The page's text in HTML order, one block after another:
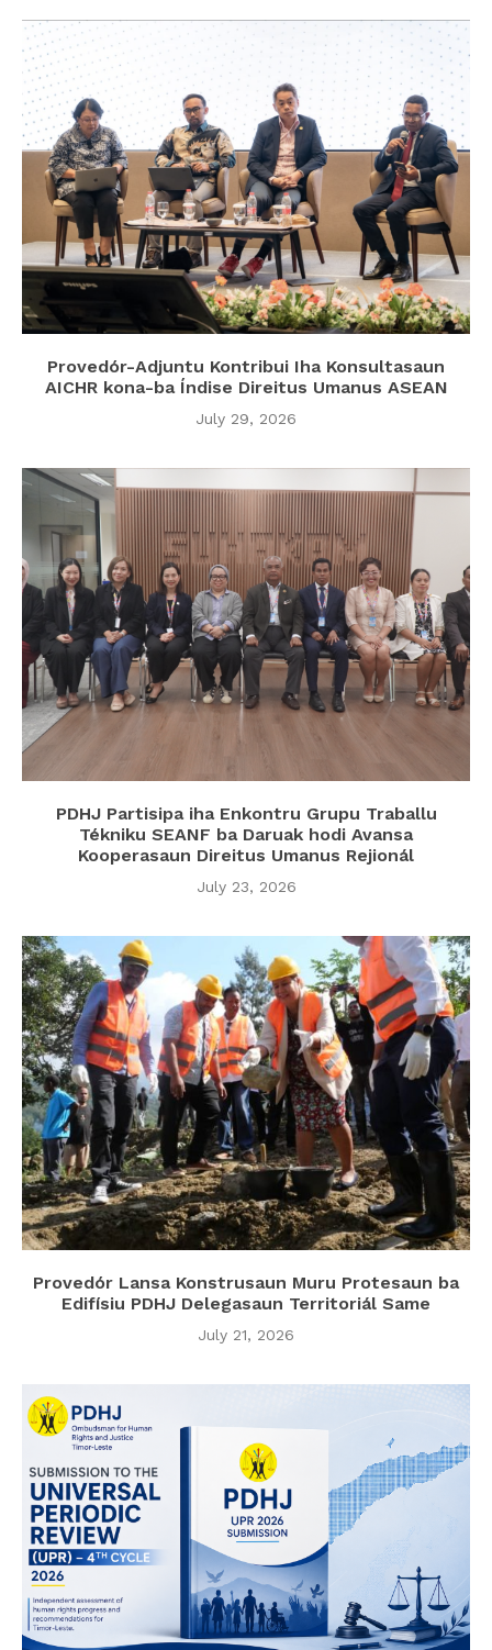
Provedór-Adjuntu Kontribui Iha Konsultasaun
AICHR kona-ba Índise Direitus Umanus ASEAN
July 29, 2026
PDHJ Partisipa iha Enkontru Grupu Traballu
Tékniku SEANF ba Daruak hodi Avansa
Kooperasaun Direitus Umanus Rejionál
July 23, 2026
Provedór Lansa Konstrusaun Muru Protesaun ba
Edifísiu PDHJ Delegasaun Territoriál Same
July 21, 2026